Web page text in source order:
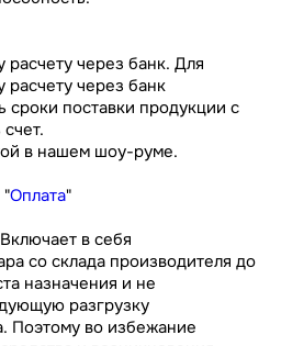
через банк. Для
расчету через банк
сроки поставки продукции с
в нашем шоу-руме.
"Оплата"
в себя
со склада производителя до
назначения и не
разгрузку
Поэтому во избежание